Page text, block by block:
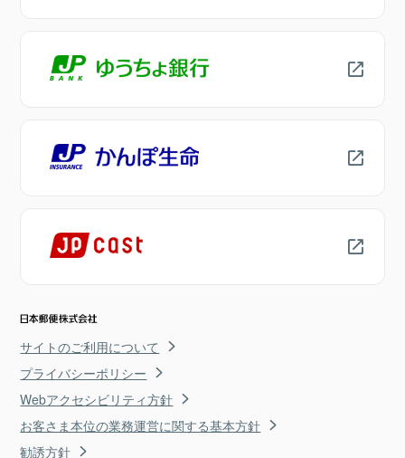
サイトのご利用について
プライバシーポリシー
Webアクセシビリティ方針
お客さま本位の業務運営に関する基本方針
勧誘方針